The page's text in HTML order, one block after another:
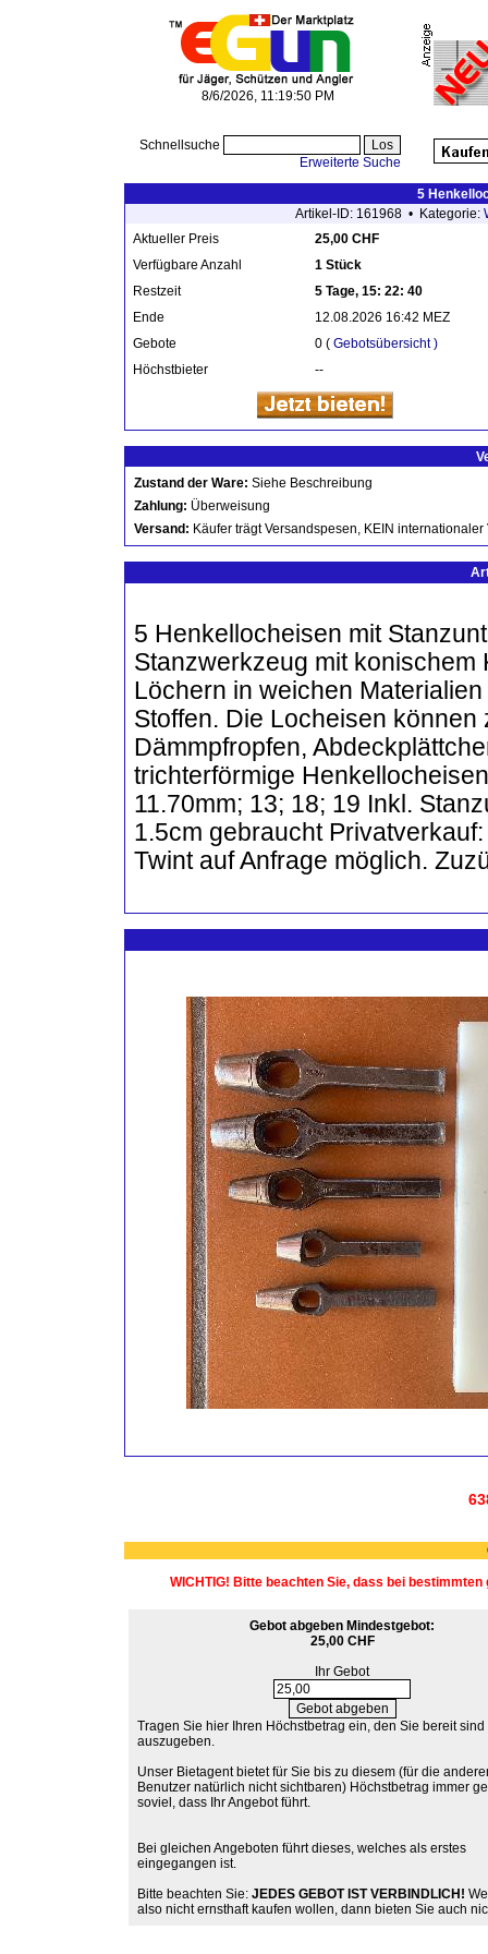
8/6/2026, 11:19:50 PM
Schnellsuche
Erweiterte Suche
5
Artikel-ID: 161968 • Kategorie:
Aktueller Preis
25,00 CHF
Verfügbare Anzahl
1 Stück
Restzeit
5 Tage, 15: 22: 40
Ende
12.08.2026 16:42 MEZ
Gebote
0 ( Gebotsübersicht )
Höchstbieter
--
Zustand der Ware: Siehe Beschreibung
Zahlung: Überweisung
Versand: Käufer trägt Versandspesen, KEIN internationaler
5 Henkellocheisen mit
Stanzwerkzeug mit
Löchern in weichen
Stoffen. Die Locheisen
Dämmpfropfen,
trichterförmige
11.70mm; 13; 18; 19 Inkl.
1.5cm gebraucht
Twint auf Anfrage möglich.
WICHTIG! Bitte beachten Sie, dass bei
Gebot abgeben Mindestgebot:
25,00 CHF
Ihr Gebot
Tragen Sie hier Ihren Höchstbetrag ein, den Sie bereit sind
auszugeben.
Unser Bietagent bietet für Sie bis zu diesem (für die
Benutzer natürlich nicht sichtbaren) Höchstbetrag immer
soviel, dass Ihr Angebot führt.
Bei gleichen Angeboten führt dieses, welches als erstes
eingegangen ist.
Bitte beachten Sie: JEDES GEBOT IST VERBINDLICH!
also nicht ernsthaft kaufen wollen, dann bieten Sie auch